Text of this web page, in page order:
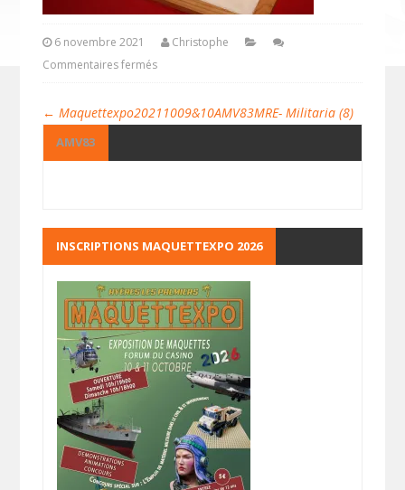
6 novembre 2021
Christophe
Commentaires fermés
← Maquettexpo20211009&10AMV83MRE- Militaria (8)
AMV83
INSCRIPTIONS MAQUETTEXPO 2026